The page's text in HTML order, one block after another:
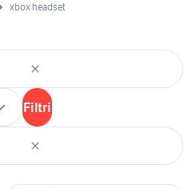
xbox headset
Filtri